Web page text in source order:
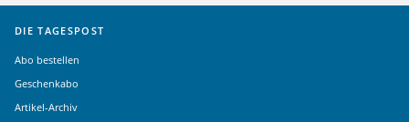
DIE TAGESPOST
Abo bestellen
Geschenkabo
Artikel-Archiv